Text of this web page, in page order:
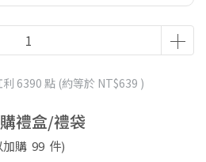
利 6390 點 (約等於 NT$639 )
禮盒/禮袋
加購 99 件)